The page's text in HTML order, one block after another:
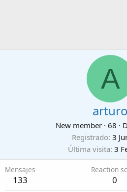
A
arturo
New member · 68 ·
Registrado 3
Última visita 3
Mensajes
133
Reaction
0